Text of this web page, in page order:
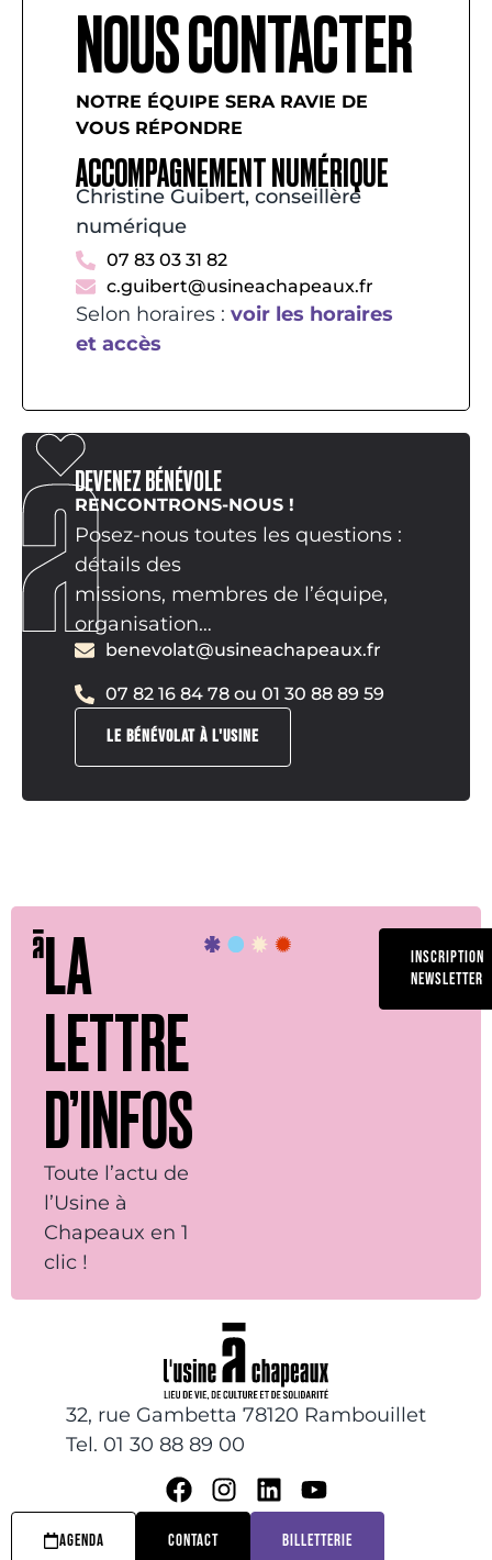
NOUS CONTACTER
NOTRE ÉQUIPE SERA RAVIE DE
VOUS RÉPONDRE
ACCOMPAGNEMENT NUMÉRIQUE
Christine Guibert, conseillère
numérique
07 83 03 31 82
c.guibert@usineachapeaux.fr
Selon horaires : voir les horaires
et accès
DEVENEZ BÉNÉVOLE
RENCONTRONS-NOUS !
Posez-nous toutes les questions :
détails des
missions, membres de l’équipe,
organisation…
benevolat@usineachapeaux.fr
07 82 16 84 78 ou 01 30 88 89 59
LE BÉNÉVOLAT À L'USINE
LA
LETTRE
D’INFOS
Toute l’actu de
l’Usine à
Chapeaux en 1
clic !
INSCRIPTION
NEWSLETTER
32, rue Gambetta 78120 Rambouillet
Tel. 01 30 88 89 00
AGENDA CONTACT BILLETTERIE